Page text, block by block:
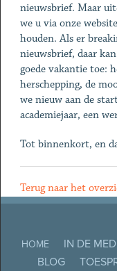
nieuwsbrief. Maar
we u via onze
houden. Als er
nieuwsbrief, daar
goede vakantie toe:
herschepping, de
we nieuw aan de
academiejaar, een
Tot binnenkort, en
Terug naar het
HOME IN DE
BLOG